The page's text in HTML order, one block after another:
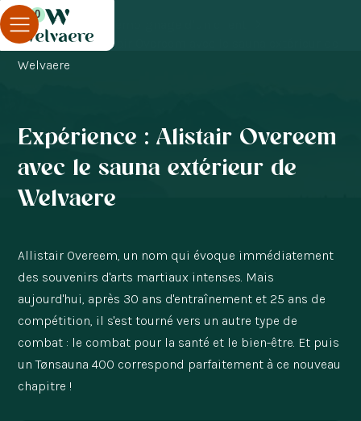
0
Blog
Expérience : Alistair Overeem avec le sauna extérieur de
Welvaere
Expérience : Alistair Overeem
avec le sauna extérieur de
Welvaere
Allistair Overeem, un nom qui évoque immédiatement
des souvenirs d'arts martiaux intenses. Mais
aujourd'hui, après 30 ans d'entraînement et 25 ans de
compétition, il s'est tourné vers un autre type de
combat : le combat pour la santé et le bien-être. Et puis
un Tønsauna 400 correspond parfaitement à ce nouveau
chapitre !